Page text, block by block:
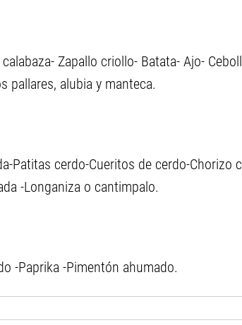
Zapallo criollo- Batata- Ajo-
pallares, alubia y manteca.
Patitas cerdo-Cueritos de cerdo-Chorizo
-Longaniza o cantimpalo.
-Paprika -Pimentón ahumado.